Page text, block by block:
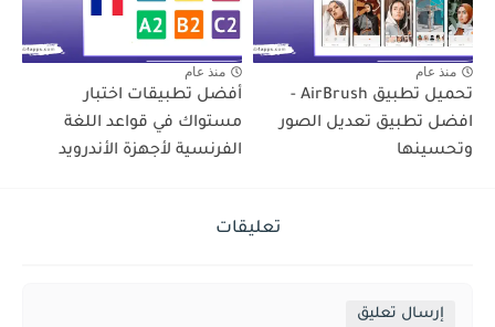
منذ عام
تحميل تطبيق AirBrush -
افضل تطبيق تعديل الصور
وتحسينها
منذ عام
أفضل تطبيقات اختبار
مستواك في قواعد اللغة
الفرنسية لأجهزة الأندرويد
تعليقات
إرسال تعليق